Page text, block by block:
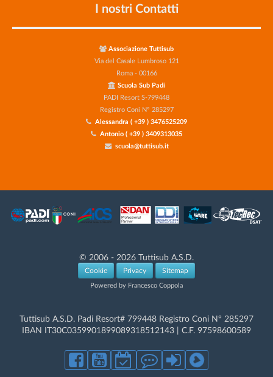
I nostri Contatti
Associazione Tuttisub
Via del Casale Lumbroso 121
Roma - 00166
Scuola Sub Padi
PADI Resort S-799448
Registro Coni N° 285297
Alessandra ( +39 ) 3476525209
Antonio ( +39 ) 3409313035
scuola@tuttisub.it
© 2006 - 2026 Tuttisub A.S.D.
Cookie Privacy Sitemap
Powered by Francesco Coppola
Tuttisub A.S.D. Padi Resort# 799448 Registro Coni N° 285297
IBAN IT30C0359901899089318512143 | C.F. 97598600589